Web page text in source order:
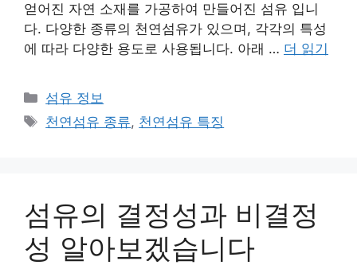
얻어진 자연 소재를 가공하여 만들어진 섬유 입니
다. 다양한 종류의 천연섬유가 있으며, 각각의 특성
에 따라 다양한 용도로 사용됩니다. 아래 … 더 읽기
카
테
섬유 정보
태
천연섬유 종류, 천연섬유 특징
섬유의 결정성과 비결정
성 알아보겠습니다